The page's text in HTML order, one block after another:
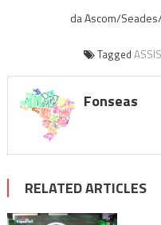
da Ascom/
Tagged
Fonseas
RELATED ARTICLES